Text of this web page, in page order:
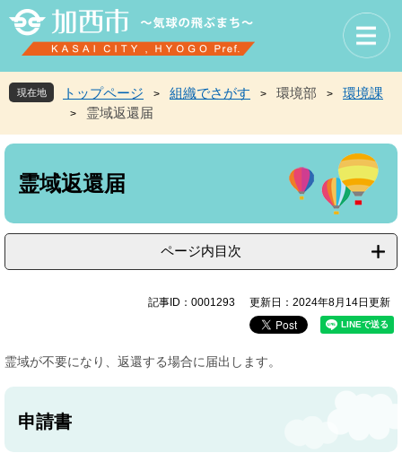
先
頭
す
を
飛
し
へ
現在地 トップページ > 組織でさがす > 環境部 > 環境課
> 霊域返還届
本
霊域返還届
ページ内目次
記事ID：0001293 更新日：2024年8月14日更新
霊域が不要になり、返還する場合に届出します。
申請書